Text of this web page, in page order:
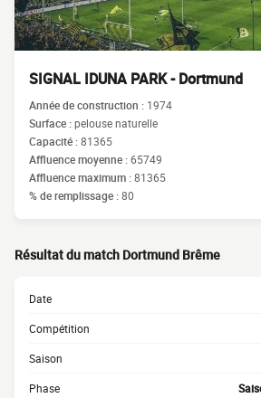
SIGNAL IDUNA PARK - Dortmund
Année de construction : 1974
Surface :pelouse naturelle
Capacité :81365
Affluence moyenne :65749
Affluence maximum :81365
% de remplissage :80
Résultat du match Dortmund Brême
Date
Compétition
Saison
Phase